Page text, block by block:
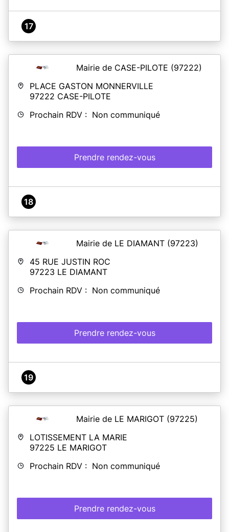
17
Mairie de CASE-PILOTE (97222)
PLACE GASTON MONNERVILLE
97222 CASE-PILOTE
Prochain RDV : Non communiqué
Prendre rendez-vous
18
Mairie de LE DIAMANT (97223)
45 RUE JUSTIN ROC
97223 LE DIAMANT
Prochain RDV : Non communiqué
Prendre rendez-vous
19
Mairie de LE MARIGOT (97225)
LOTISSEMENT LA MARIE
97225 LE MARIGOT
Prochain RDV : Non communiqué
Prendre rendez-vous